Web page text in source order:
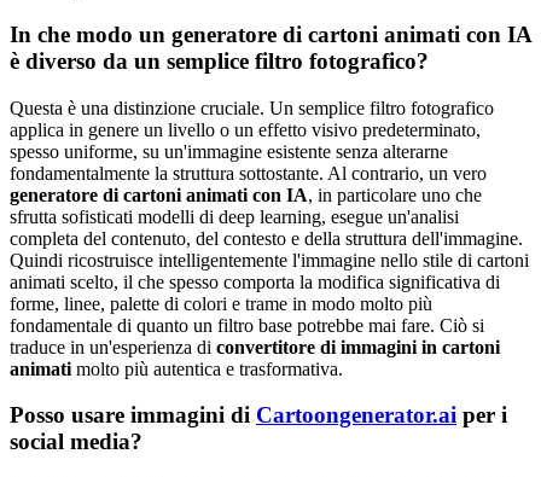
In che modo un generatore di cartoni animati con IA
è diverso da un semplice filtro fotografico?
Questa è una distinzione cruciale. Un semplice filtro fotografico
applica in genere un livello o un effetto visivo predeterminato,
spesso uniforme, su un'immagine esistente senza alterarne
fondamentalmente la struttura sottostante. Al contrario, un vero
generatore di cartoni animati con IA, in particolare uno che
sfrutta sofisticati modelli di deep learning, esegue un'analisi
completa del contenuto, del contesto e della struttura dell'immagine.
Quindi ricostruisce intelligentemente l'immagine nello stile di cartoni
animati scelto, il che spesso comporta la modifica significativa di
forme, linee, palette di colori e trame in modo molto più
fondamentale di quanto un filtro base potrebbe mai fare. Ciò si
traduce in un'esperienza di convertitore di immagini in cartoni
animati molto più autentica e trasformativa.
Posso usare immagini di Cartoongenerator.ai per i
social media?